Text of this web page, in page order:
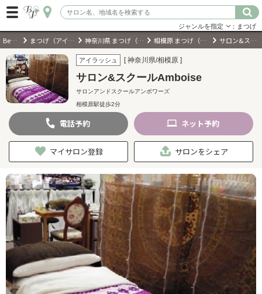
ログイン
会員登録（無料）
キーワード検索
ジャンルを選択
キーワードで検索
近くのサロンを探す
現在地から探す
ジャンルを指定 ：まつげ
BeautyPark まつげ（アイラッシュ）サロン 神奈川県 まつげ（アイラッシュ）サロン 相模原 まつげ（アイラッシュ）サロン サロン&スクールAmboise
アイラッシュ [ 神奈川県/相模原 ]
サロン&スクールAmboise
サロンアンドスクールアンボワーズ
相模原駅徒歩2分
電話予約 ネット予約
マイサロン登録 サロンをシェア